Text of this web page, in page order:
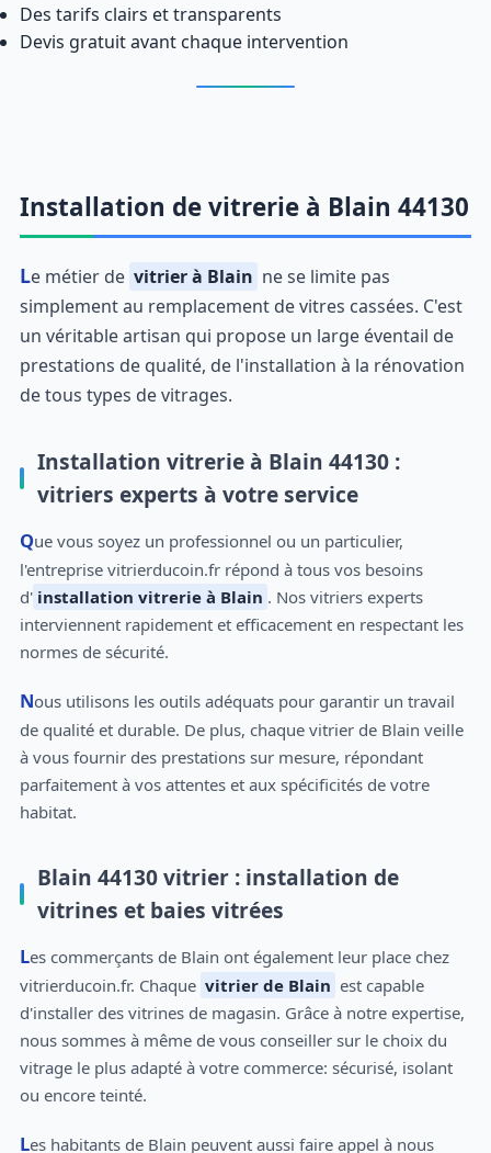
Des tarifs clairs et transparents
Devis gratuit avant chaque intervention
Installation de vitrerie à Blain 44130
Le métier de vitrier à Blain ne se limite pas
simplement au remplacement de vitres cassées. C'est
un véritable artisan qui propose un large éventail de
prestations de qualité, de l'installation à la rénovation
de tous types de vitrages.
Installation vitrerie à Blain 44130 :
vitriers experts à votre service
Que vous soyez un professionnel ou un particulier,
l'entreprise vitrierducoin.fr répond à tous vos besoins
d' installation vitrerie à Blain . Nos vitriers experts
interviennent rapidement et efficacement en respectant les
normes de sécurité.
Nous utilisons les outils adéquats pour garantir un travail
de qualité et durable. De plus, chaque vitrier de Blain veille
à vous fournir des prestations sur mesure, répondant
parfaitement à vos attentes et aux spécificités de votre
habitat.
Blain 44130 vitrier : installation de
vitrines et baies vitrées
Les commerçants de Blain ont également leur place chez
vitrierducoin.fr. Chaque vitrier de Blain est capable
d'installer des vitrines de magasin. Grâce à notre expertise,
nous sommes à même de vous conseiller sur le choix du
vitrage le plus adapté à votre commerce: sécurisé, isolant
ou encore teinté.
Les habitants de Blain peuvent aussi faire appel à nous